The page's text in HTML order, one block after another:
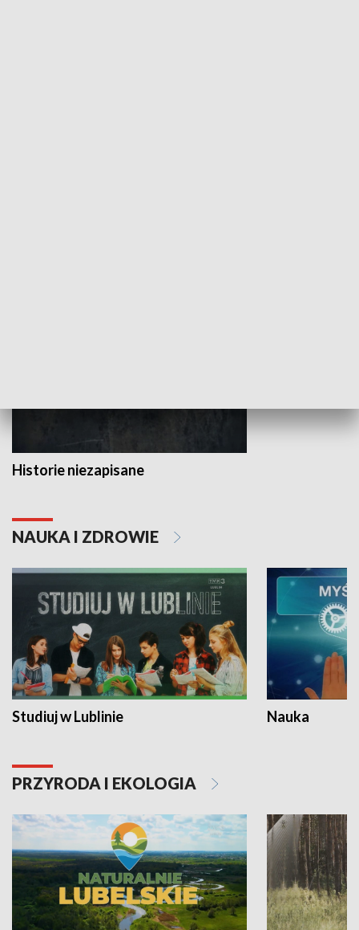
Historie niezapisane
NAUKA I ZDROWIE
Studiuj w Lublinie Nauka
PRZYRODA I EKOLOGIA